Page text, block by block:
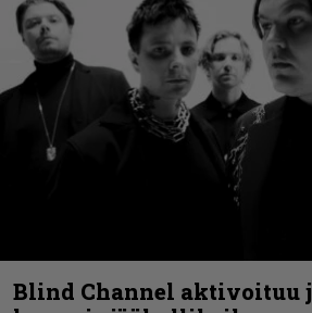
Blind Channel aktivoituu